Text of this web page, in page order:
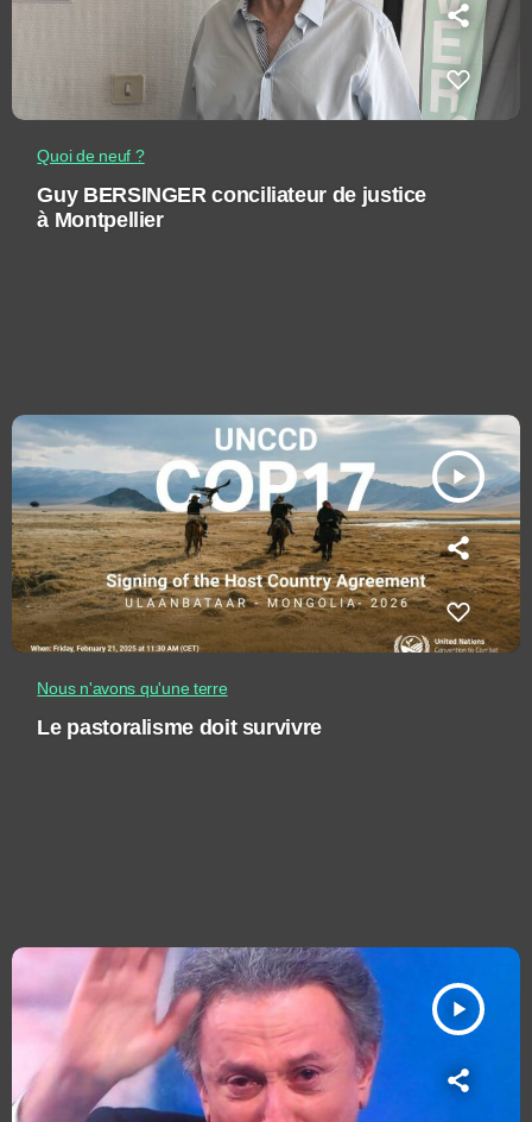
Quoi de neuf ?
Guy BERSINGER conciliateur de justice
à Montpellier
play_arrow
Nous n'avons qu'une terre
Le pastoralisme doit survivre
play_arrow